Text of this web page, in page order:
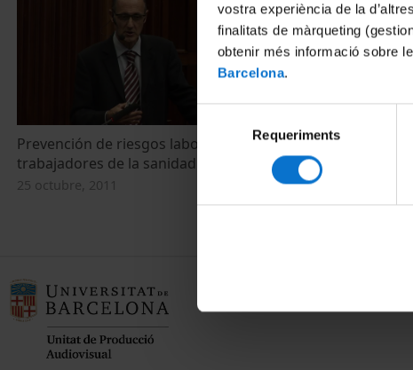
vostra experiència de la
finalitats de màrqueting
obtenir més informació sobre
Barcelona.
consentiment
Requeriments
Prevención de riesgos laborales en los
trabajadores de la sanidad
25 octubre, 2011